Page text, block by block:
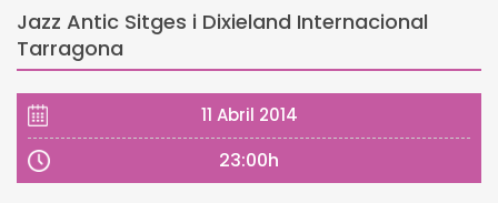
Jazz Antic Sitges i Dixieland Internacional
Tarragona
11 Abril 2014
23:00h